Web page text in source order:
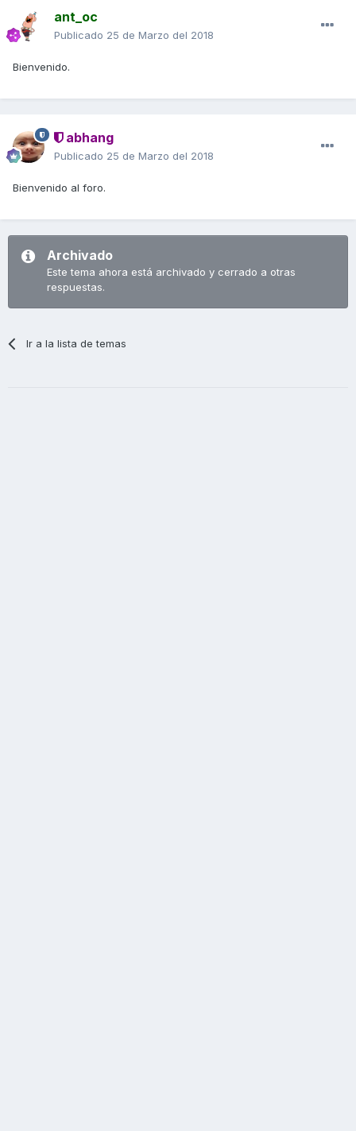
ant_oc
Publicado 25 de Marzo del 2018
Bienvenido.
abhang
Publicado 25 de Marzo del 2018
Bienvenido al foro.
Archivado
Este tema ahora está archivado y cerrado a otras
respuestas.
Ir a la lista de temas